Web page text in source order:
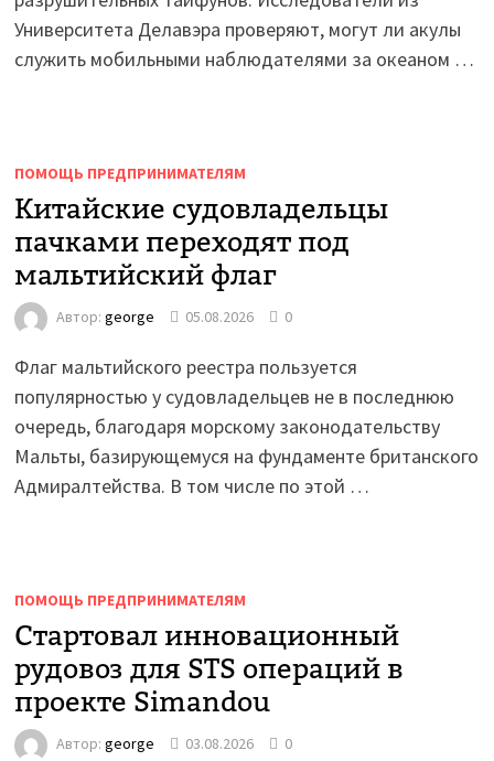
Университета Делавэра проверяют, могут ли акулы
служить мобильными наблюдателями за океаном …
ПОМОЩЬ ПРЕДПРИНИМАТЕЛЯМ
Китайские судовладельцы
пачками переходят под
мальтийский флаг
Автор: george 05.08.2026 0
Флаг мальтийского реестра пользуется
популярностью у судовладельцев не в последнюю
очередь, благодаря морскому законодательству
Мальты, базирующемуся на фундаменте британского
Адмиралтейства. В том числе по этой …
ПОМОЩЬ ПРЕДПРИНИМАТЕЛЯМ
Стартовал инновационный
рудовоз для STS операций в
проекте Simandou
Автор: george 03.08.2026 0